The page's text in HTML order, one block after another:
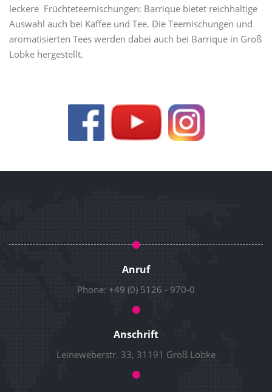
leckere Früchteteemischungen: Barrique bietet reichhaltige
Auswahl auch bei Kaffee und Tee. Die Teemischungen und
aromatisierten Tees werden dabei auch bei Barrique in Groß
Lobke hergestellt.
Anruf
Phone: +49 (0) 5126 - 970-0
Anschrift
Leineweberstr. 33, 31191 Groß Lobke